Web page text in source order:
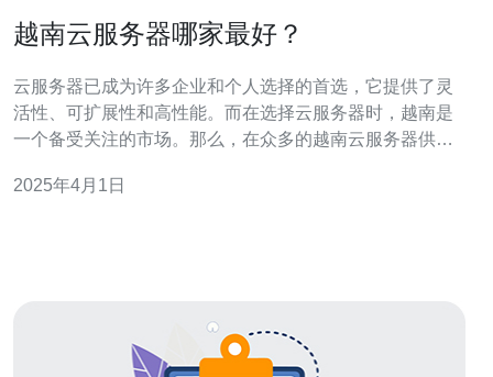
越南云服务器哪家最好？
云服务器已成为许多企业和个人选择的首选，它提供了灵
活性、可扩展性和高性能。而在选择云服务器时，越南是
一个备受关注的市场。那么，在众多的越南云服务器供应
评的云服务器提供商。 ABC云是越南最大的云服务器提供
2025年4月1日